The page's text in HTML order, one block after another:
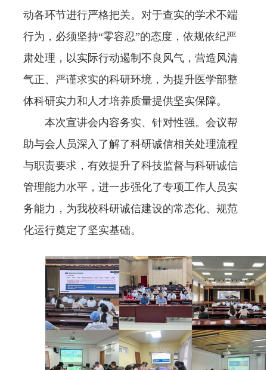
动各环节进行严格把关。对于查实的学术不端
行为，必须坚持“零容忍”的态度，依规依纪严
肃处理，以实际行动遏制不良风气，营造风清
气正、严谨求实的科研环境，为提升医学部整
体科研实力和人才培养质量提供坚实保障。
本次宣讲会内容务实、针对性强。会议帮
助与会人员深入了解了科研诚信相关处理流程
与职责要求，有效提升了科技监督与科研诚信
管理能力水平，进一步强化了专项工作人员实
务能力，为我校科研诚信建设的常态化、规范
化运行奠定了坚实基础。